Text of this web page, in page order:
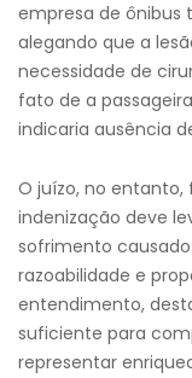
empresa de ônibus
alegando que a
necessidade de
fato de a
indicaria ausência
O juízo, no
indenização deve
sofrimento
razoabilidade e
entendimento,
suficiente para
representar